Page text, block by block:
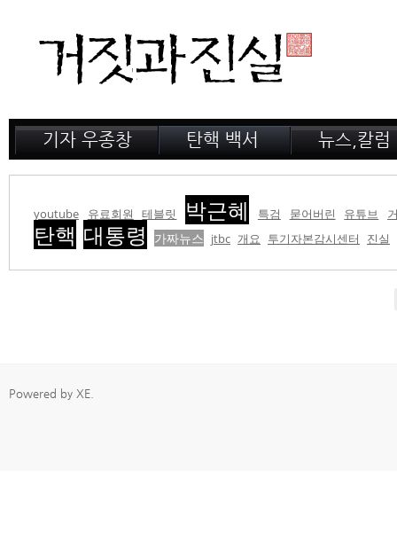
기자 우종창
저서 소개
탄핵 백서
거짓의 산
인터뷰
뉴스,칼럼
공지,새소식
전문가 칼럼
youtube 유료회원 테블릿 박근혜 특검 묻어버린 유튜브
탄핵 대통령 가짜뉴스 jtbc 개요 투기자본감시센터 진실
Powered by XE